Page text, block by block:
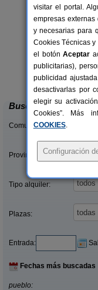
Lo
Poble Nou
Buscar
Comunidades:
Provincias/Islas:
Tipo alquiler:
Plazas:
Entrada:
Fechas más buscadas
pueblo:
visitar el portal.
empresas
y necesarias para
Cookies Técnicas
el botónAceptar
publicitarias),
publicidad
desactivarlas por
elegir su
Cookies”. Más
COOKIES.